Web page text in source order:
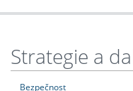
Strategie a
Bezpečnost